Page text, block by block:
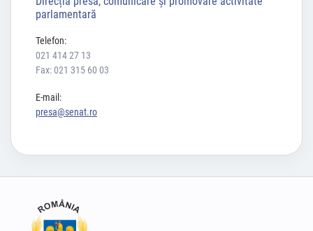
parlamentară
Telefon:
021 414 27 13
Fax: 021 315 60 03
E-mail:
presa@senat.ro